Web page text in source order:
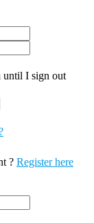
until I sign out
? Register here